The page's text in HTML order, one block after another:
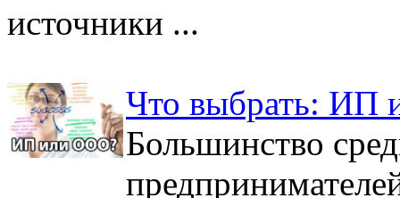
источники ...
Что выбрать: ИП
Большинство